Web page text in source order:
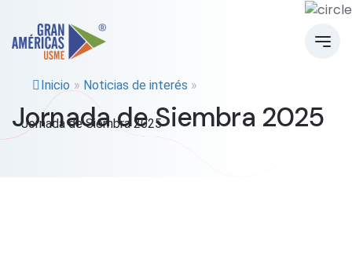
Inicio » Noticias de interés »
Jornada de Siembra 2025
Jornada de Siembra 2025